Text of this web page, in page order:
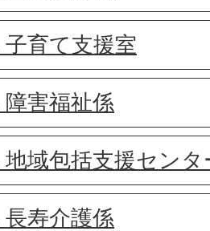
育て支援室
害福祉係
域包括支援センタ
寿介護係